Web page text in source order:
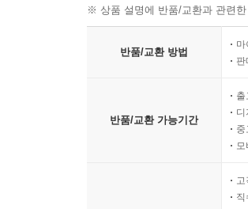
※ 상품 설명에 반품/교환과 관련
반품/교환 방법
마
판
반품/교환 가능기간
출
중
모
고